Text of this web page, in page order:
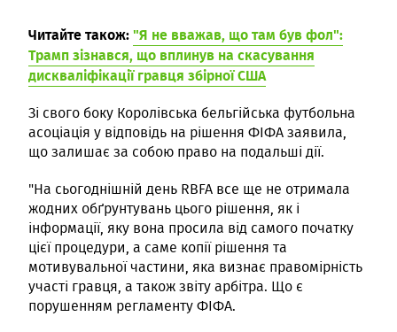
Читайте також:"Я не вважав, що там був фол":
Трамп зізнався, що вплинув на скасування
дискваліфікації гравця збірної США
Зі свого боку Королівська бельгійська футбольна
асоціація у відповідь на рішення ФІФА заявила,
що залишає за собою право на подальші дії.
"На сьогоднішній день RBFA все ще не отримала
жодних обґрунтувань цього рішення, як і
інформації, яку вона просила від самого початку
цієї процедури, а саме копії рішення та
мотивувальної частини, яка визнає правомірність
участі гравця, а також звіту арбітра. Що є
порушенням регламенту ФІФА.